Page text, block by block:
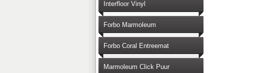
Interfloor Vinyl
Forbo Marmoleum
Forbo Coral Entreemat
Marmoleum Click Puur